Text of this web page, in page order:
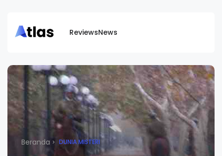
ReviewsNews
Beranda DUNIA MISTERI